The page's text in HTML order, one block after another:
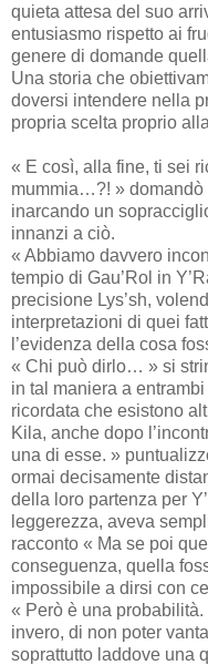
quieta attesa del suo
entusiasmo rispetto ai
genere di domande
Una storia che
doversi intendere nella
propria scelta proprio
« E così, alla fine, ti sei
mummia…?! » domandò
inarcando un
innanzi a ciò.
« Abbiamo davvero
tempio di Gau’Rol in
precisione Lys’sh,
interpretazioni di quei
l’evidenza della cosa
« Chi può dirlo… » si
in tal maniera a
ricordata che esistono
Kila, anche dopo
una di esse. »
ormai decisamente
della loro partenza per
leggerezza, aveva
racconto « Ma se poi
conseguenza, quella
impossibile a dirsi con
« Però è una
invero, di non poter
soprattutto laddove una